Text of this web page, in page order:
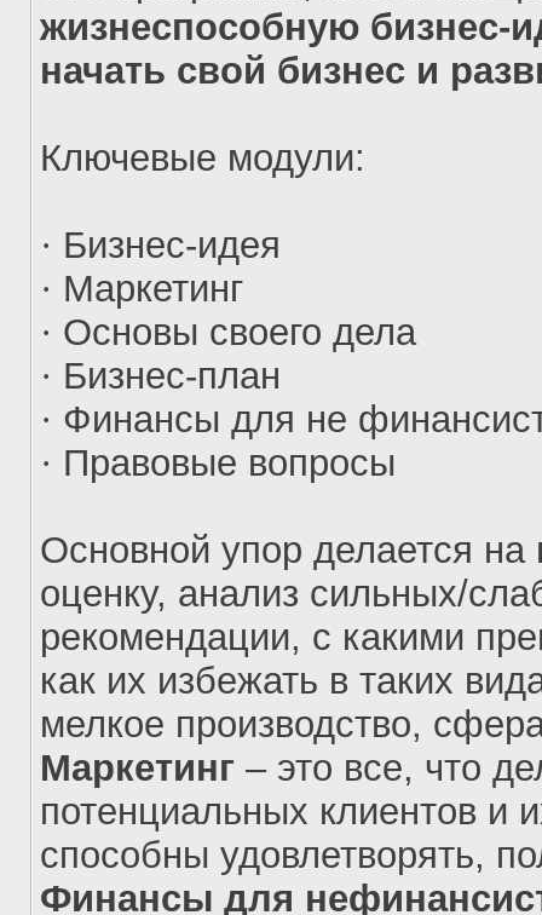
жизнеспособную бизнес-
начать свой бизнес и
Ключевые модули:
· Бизнес-идея
· Маркетинг
· Основы своего дела
· Бизнес-план
· Финансы для не
· Правовые вопросы
Основной упор делается на
оценку, анализ сильных/
рекомендации, с какими
как их избежать в таких
мелкое производство,
Маркетинг – это все, что
потенциальных клиентов и
способны удовлетворять,
Финансы для